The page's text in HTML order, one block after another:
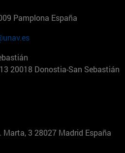
Pamplona España
20018 Donostia-San Sebastián
Marta, 3 28027 Madrid España